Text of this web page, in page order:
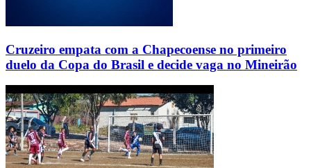
Cruzeiro empata com a Chapecoense no primeiro
duelo da Copa do Brasil e decide vaga no Mineirão